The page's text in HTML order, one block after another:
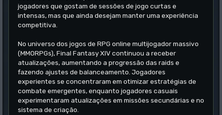
jogadores que gostam de sessões de jogo curtas e
intensas, mas que ainda desejam manter uma experiência
competitiva.
No universo dos jogos de RPG online multijogador massivo
(MMORPGs), Final Fantasy XIV continuou a receber
atualizações, aumentando a progressão das raids e
fazendo ajustes de balanceamento. Jogadores
experientes se concentraram em otimizar estratégias de
combate emergentes, enquanto jogadores casuais
experimentaram atualizações em missões secundárias e no
sistema de criação.